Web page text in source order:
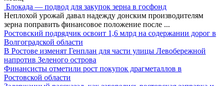
Блокада — подвод для закупок зерна в госфонд
Неплохой урожай давал надежду донским производителям
зерна поправить финансовое положение после ...
Ростовский подрядчик освоит 1,6 млрд на содержании дорог в
Волгоградской области
В Ростове изменят Генплан для части улицы Левобережной
напротив Зеленого острова
Финансисты отметили рост покупок драгметаллов в
Ростовской области